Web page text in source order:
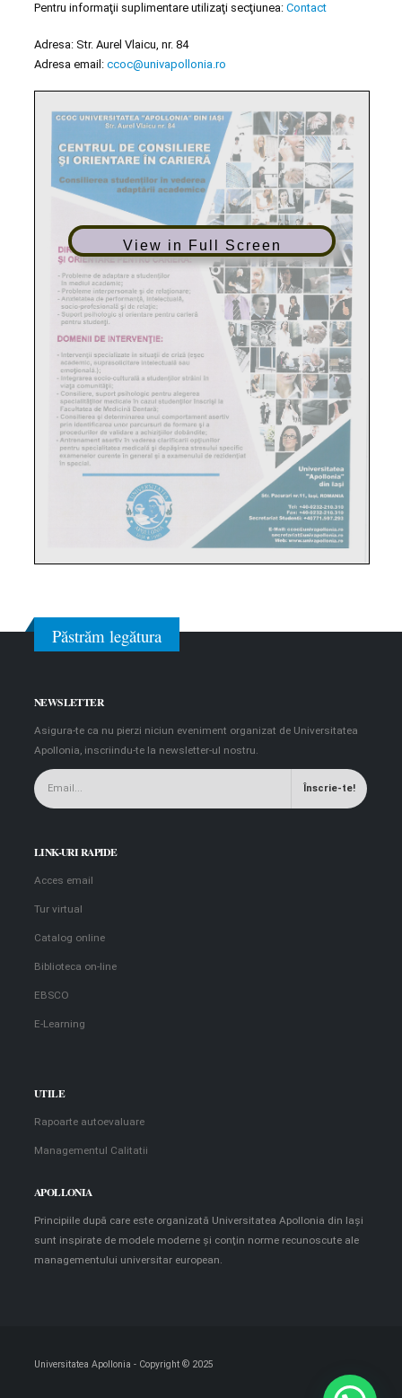
Pentru informaţii suplimentare utilizaţi secţiunea: Contact
Adresa: Str. Aurel Vlaicu, nr. 84
Adresa email: ccoc@univapollonia.ro
View in Full Screen
Păstrăm legătura
NEWSLETTER
Asigura-te ca nu pierzi niciun eveniment organizat de Universitatea
Apollonia, inscriindu-te la newsletter-ul nostru.
LINK-URI RAPIDE
Acces email
Tur virtual
Catalog online
Biblioteca on-line
EBSCO
E-Learning
UTILE
Rapoarte autoevaluare
Managementul Calitatii
APOLLONIA
Principiile după care este organizată Universitatea Apollonia din Iaşi
sunt inspirate de modele moderne şi conţin norme recunoscute ale
managementului universitar european.
Universitatea Apollonia - Copyright © 2025